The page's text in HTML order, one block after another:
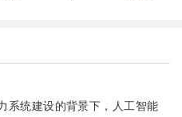
系统建设的背景下，人工智能